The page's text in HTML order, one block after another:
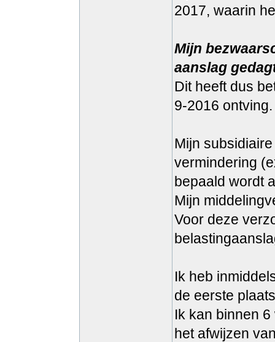
2017, waarin
Mijn
aanslag
Dit heeft dus
9-2016 ontving.
Mijn
vermindering
bepaald wordt
Mijn
Voor deze
Ik heb
de eerste
Ik kan binnen
het afwijzen